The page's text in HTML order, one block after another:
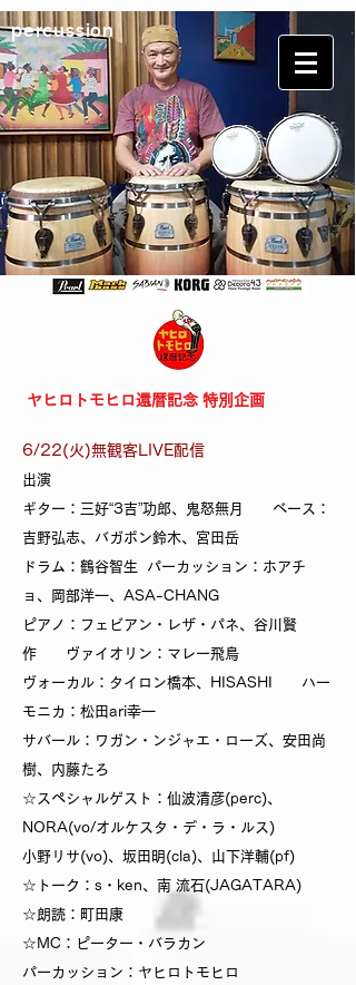
​percussion
ヤヒロトモヒロ還暦記念 特別企画
6/22(火)無観客LIVE配信
出演
ギター：三好“3吉”功郎、鬼怒無月 ベース：
吉野弘志、バガボン鈴木、宮田岳
ドラム：鶴谷智生 パーカッション：ホアチ
ョ、岡部洋一、ASA-CHANG
ピアノ：フェビアン・レザ・パネ、谷川賢
作 ヴァイオリン：マレー飛鳥
ヴォーカル：タイロン橋本、HISASHI ハー
モニカ：松田ari幸一
サバール：ワガン・ンジャエ・ローズ、安田尚
樹、内藤たろ
☆スペシャルゲスト：仙波清彦(perc)、
NORA(vo/オルケスタ・デ・ラ・ルス)
小野リサ(vo)、坂田明(cla)、山下洋輔(pf)
☆トーク：s・ken、南 流石(JAGATARA)
☆朗読：町田康
☆MC：ピーター・バラカン
パーカッション：ヤヒロトモヒロ